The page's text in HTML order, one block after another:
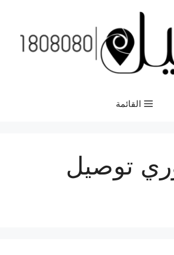
القائمة
توصيل